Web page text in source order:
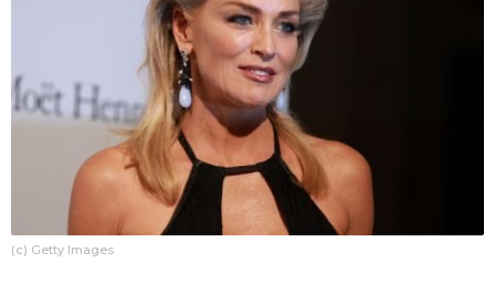
(c) Getty Images